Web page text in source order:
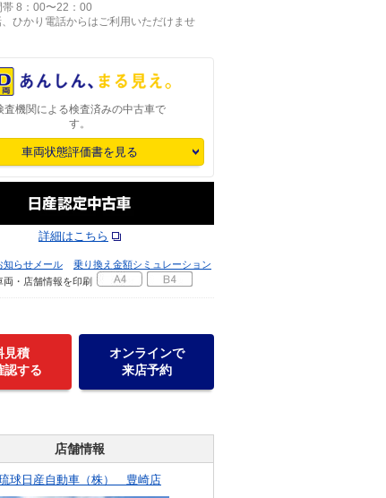
帯 8：00〜22：00
ひかり電話からはご利用いただけませ
査機関による検査済みの中古車で
す。
車両状態評価書を見る
詳細はこちら
知らせメール
乗り換え金額シミュレーション
両・店舗情報を印刷
見積
認する
オンラインで
来店予約
店舗情報
球日産自動車（株） 豊崎店